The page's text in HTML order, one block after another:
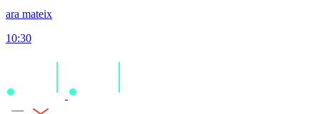
ara mateix
10:30